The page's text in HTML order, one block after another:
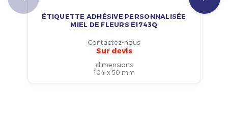
ÉTIQUETTE ADHÉSIVE PERSONNALISÉE
MIEL DE FLEURS E1743Q
Contactez-nous
Sur devis
dimensions
104 x 50 mm